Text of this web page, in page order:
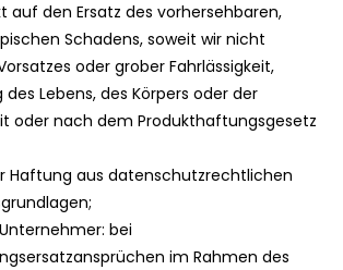
auf den Ersatz des vorhersehbaren,
Schadens, soweit wir nicht
oder grober Fahrlässigkeit,
des Lebens, des Körpers oder der
oder nach dem Produkthaftungsgesetz
Haftung aus datenschutzrechtlichen
bei
im Rahmen des